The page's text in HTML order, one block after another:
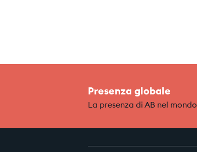
Presenza globale
La presenza di AB nel mondo